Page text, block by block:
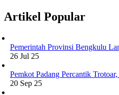
Artikel Popular
Pemerintah Provinsi Bengkulu
26 Jul 25
Pemkot Padang Percantik
20 Sep 25